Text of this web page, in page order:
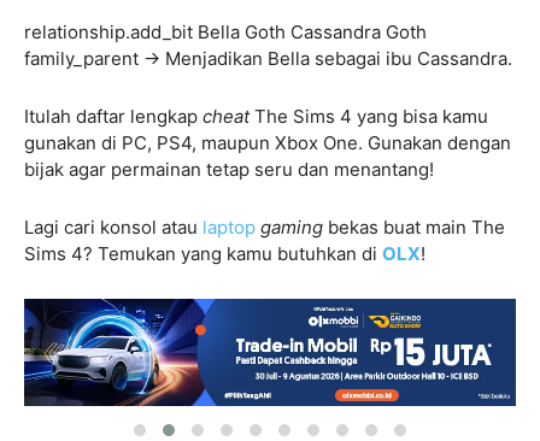
relationship.add_bit Bella Goth Cassandra Goth
family_parent → Menjadikan Bella sebagai ibu Cassandra.
Itulah daftar lengkap cheatThe Sims 4 yang bisa kamu
gunakan di PC, PS4, maupun Xbox One. Gunakan dengan
bijak agar permainan tetap seru dan menantang!
Lagi cari konsol atau laptop gaming bekas buat main The
Sims 4? Temukan yang kamu butuhkan di OLX!